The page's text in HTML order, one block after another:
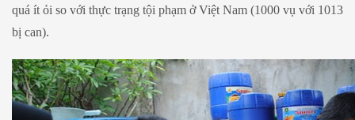
quá ít ỏi so với thực trạng tội phạm ở Việt Nam (1000 vụ với 1013
bị can).